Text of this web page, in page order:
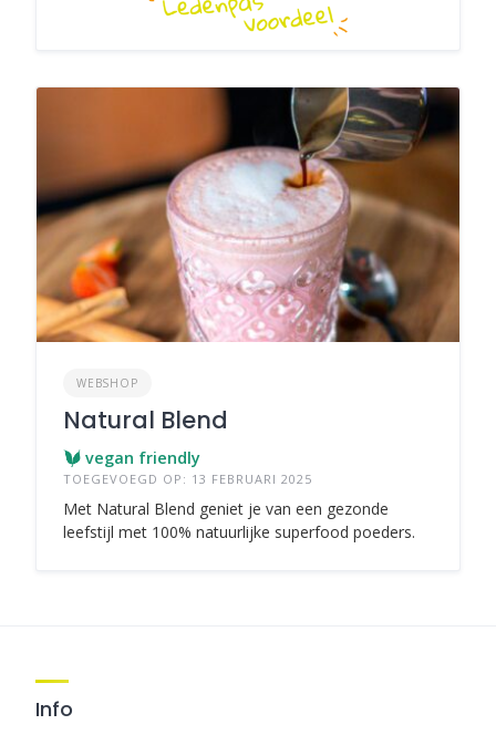
WEBSHOP
Natural Blend
vegan friendly
TOEGEVOEGD OP: 13 FEBRUARI 2025
Met Natural Blend geniet je van een gezonde
leefstijl met 100% natuurlijke superfood poeders.
Info